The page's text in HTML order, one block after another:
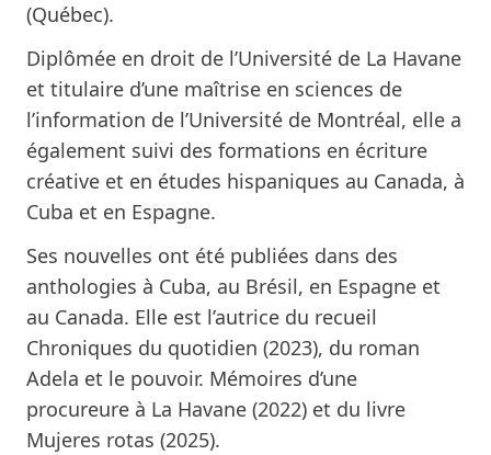
(Québec).
Diplômée en droit de l’Université de La Havane
et titulaire d’une maîtrise en sciences de
l’information de l’Université de Montréal, elle a
également suivi des formations en écriture
créative et en études hispaniques au Canada, à
Cuba et en Espagne.
Ses nouvelles ont été publiées dans des
anthologies à Cuba, au Brésil, en Espagne et
au Canada. Elle est l’autrice du recueil
Chroniques du quotidien (2023), du roman
Adela et le pouvoir. Mémoires d’une
procureure à La Havane (2022) et du livre
Mujeres rotas (2025).